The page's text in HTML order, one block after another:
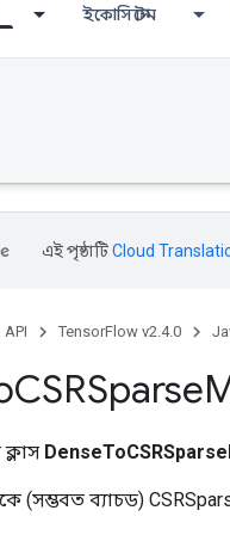
ইকোসিস্টেম
এই পৃষ্ঠাটিCloud
API TensorFlow v2.4.0
CSRSparse
(সম্ভবত ব্যাচড)